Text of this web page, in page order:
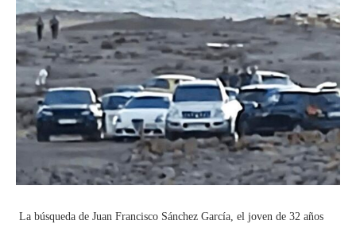
La búsqueda de Juan Francisco Sánchez García, el joven de 32 años